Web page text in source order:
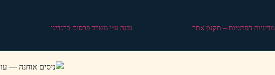
מדיניות הפרטיות – תקנון אתר נבנה ע״י משרד פרסום ברנדיני